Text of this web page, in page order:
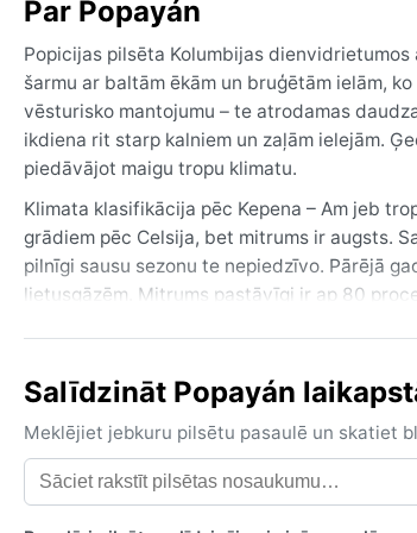
Par Popayán
Popicijas pilsēta Kolumbijas
šarmu ar baltām ēkām un bruģētām ielām,
vēsturisko mantojumu – te atrodamas
ikdiena rit starp kalniem un zaļām ielejām.
piedāvājot maigu tropu klimatu.
Klimata klasifikācija pēc Kepena – Am jeb
grādiem pēc Celsija, bet mitrums ir augsts.
pilnīgi sausu sezonu te nepiedzīvo. Pārējā
lietusgāzēm. Mitrums pastāvīgi ir ap 80
decembrī notiek leģendārās Lieldienu
dabas fenomens ir pēkšņas lietavas, kas
sezona nav izteikta, bet pērkona negaiss šeit
Salīdzināt Popayán
Meklējiet jebkuru pilsētu pasaulē un skatiet